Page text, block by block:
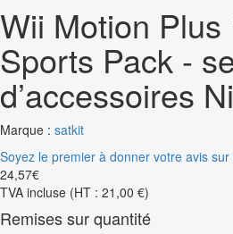
Wii Motion Plus
Sports Pack -
d’accessoires
Marque : satkit
Soyez le premier à donner votre avis
24,57€
TVA incluse (HT : 21,00 €)
Remises sur quantité